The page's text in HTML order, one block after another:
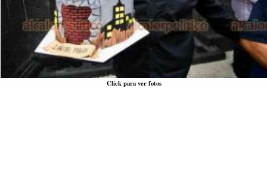
Click para ver fotos